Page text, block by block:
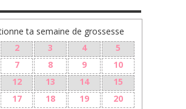
ta semaine de grossesse
2 3 4
5
7 8 9
10
12 13 14
15
17 18 19
20